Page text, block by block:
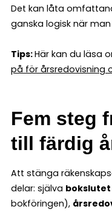
Det kan låta
ganska logisk när
Tips:Här kan du läsa
på för årsredovisning
Fem steg
till färdig
Att stänga
delar: själva bokslutet
bokföringen),